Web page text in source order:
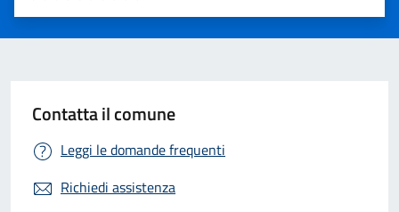
Valuta 5 stelle su 5
Valuta 4 stelle su 5
Valuta 3 stelle su 5
Valuta 2 stelle su 5
Valuta 1 stelle su 5
Contatta il comune
Leggi le domande frequenti
Richiedi assistenza